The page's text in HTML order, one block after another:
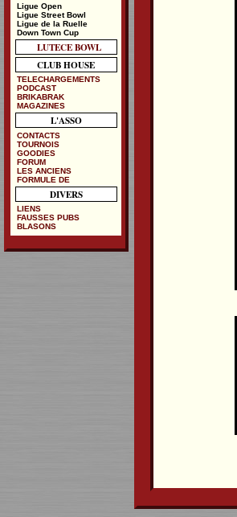
Ligue Open
Ligue Street Bowl
Ligue de la Ruelle
Down Town Cup
LUTECE BOWL
CLUB HOUSE
TELECHARGEMENTS
PODCAST
BRIKABRAK
MAGAZINES
L'ASSO
CONTACTS
TOURNOIS
GOODIES
FORUM
LES ANCIENS
FORMULE DE
DIVERS
LIENS
FAUSSES PUBS
BLASONS